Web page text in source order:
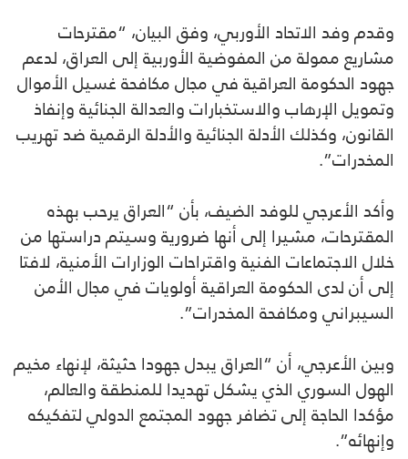
وقدم وفد الاتحاد الأوربي، وفق البيان، “مقترحات
مشاريع ممولة من المفوضية الأوربية إلى العراق، لدعم
جهود الحكومة العراقية في مجال مكافحة غسيل الأموال
وتمويل الإرهاب والاستخبارات والعدالة الجنائية وإنفاذ
القانون، وكذلك الأدلة الجنائية والأدلة الرقمية ضد تهريب
المخدرات”.
وأكد الأعرجي للوفد الضيف، بأن “العراق يرحب بهذه
المقترحات، مشيرا إلى أنها ضرورية وسيتم دراستها من
خلال الاجتماعات الفنية واقتراحات الوزارات الأمنية، لافتا
إلى أن لدى الحكومة العراقية أولويات في مجال الأمن
السيبراني ومكافحة المخدرات”.
وبين الأعرجي، أن “العراق يبدل جهودا حثيثة، لإنهاء مخيم
الهول السوري الذي يشكل تهديدا للمنطقة والعالم،
مؤكدا الحاجة إلى تضافر جهود المجتمع الدولي لتفكيكه
وإنهائه”.